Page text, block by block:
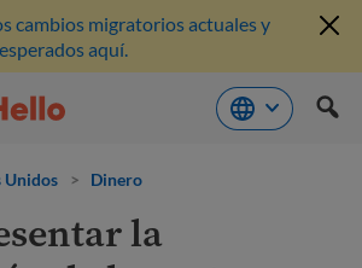
cambios migratorios actuales y
esperados aquí.
Unidos > Dinero
la